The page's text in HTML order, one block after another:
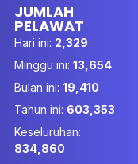
JUMLAH
PELAWAT
Hari ini: 2,329
Minggu ini: 13,654
Bulan ini: 19,410
Tahun ini: 603,353
Keseluruhan:
834,860